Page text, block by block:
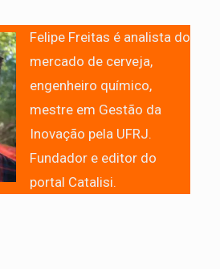
Felipe Freitas é analista do
mercado de cerveja,
engenheiro químico,
mestre em Gestão da
Inovação pela UFRJ.
Fundador e editor do
portal Catalisi.